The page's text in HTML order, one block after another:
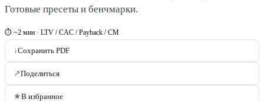
Готовые пресеты и бенчмарки.
⏱ ~2 мин · LTV / CAC / Payback / CM
↓Сохранить PDF
↗Поделиться
★В избранное